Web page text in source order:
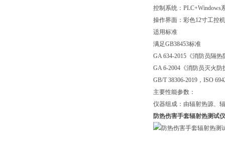
控制系统：PLC+Windows
操作界面：彩色12寸工控
适用标准
满足GB38453标准
GA 634-2015《消防员隔
GA 6-2004《消防员灭火
GB/T 38306-2019，ISO
主要性能参数：
仪器组成：由辐射热源、
防热伤害手套辐射热测试仪